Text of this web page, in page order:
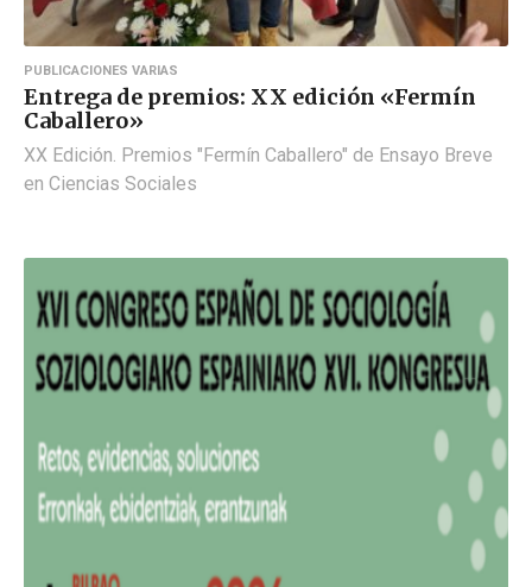
PUBLICACIONES VARIAS
Entrega de premios: XX edición «Fermín
Caballero»
XX Edición. Premios "Fermín Caballero" de Ensayo Breve
en Ciencias Sociales